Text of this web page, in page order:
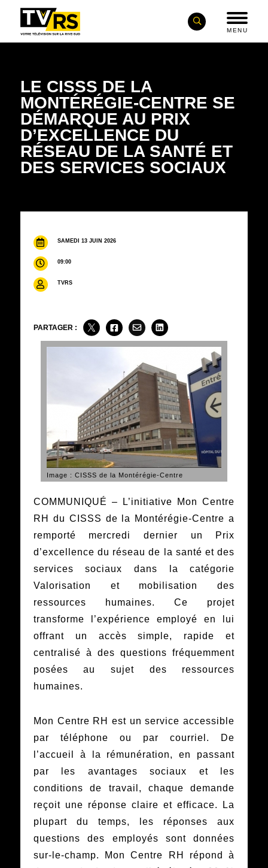
MENU
LE CISSS DE LA
MONTÉRÉGIE-CENTRE SE
DÉMARQUE AU PRIX
D’EXCELLENCE DU
RÉSEAU DE LA SANTÉ ET
DES SERVICES SOCIAUX
SAMEDI 13 JUIN 2026
09:00
TVRS
PARTAGER :
Image : CISSS de la Montérégie-Centre
COMMUNIQUÉ – L’initiative Mon Centre
RH du CISSS de la Montérégie-Centre a
remporté mercredi dernier un Prix
d’excellence du réseau de la santé et des
services sociaux dans la catégorie
Valorisation et mobilisation des
ressources humaines. Ce projet
transforme l’expérience employé en lui
offrant un accès simple, rapide et
centralisé à des questions fréquemment
posées au sujet des ressources
humaines.
Mon Centre RH est un service accessible
par téléphone ou par courriel. De
l’accueil à la rémunération, en passant
par les avantages sociaux et les
conditions de travail, chaque demande
reçoit une réponse claire et efficace. La
plupart du temps, les réponses aux
questions des employés sont données
sur-le-champ. Mon Centre RH répond à